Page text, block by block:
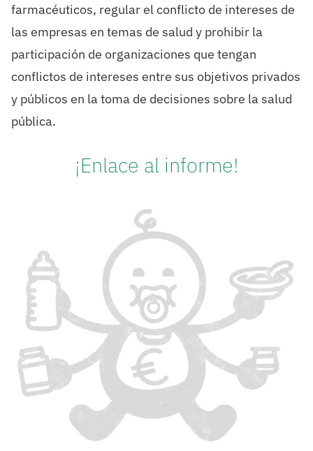
farmacéuticos, regular el conflicto de intereses de
las empresas en temas de salud y prohibir la
participación de organizaciones que tengan
conflictos de intereses entre sus objetivos privados
y públicos en la toma de decisiones sobre la salud
pública.
¡Enlace al informe!